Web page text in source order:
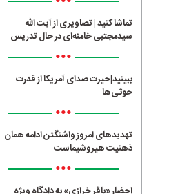
تماشا کنید | تصاویری از آیت الله
سیدمجتبی خامنه‌ای در حال تدریس
•••
ببینید|حیرت صدای آمریکا از قدرت
حوثی‌ها
•••
تهدیدهای امروز واشنگتن ادامه همان
ذهنیت هیروشیماست
•••